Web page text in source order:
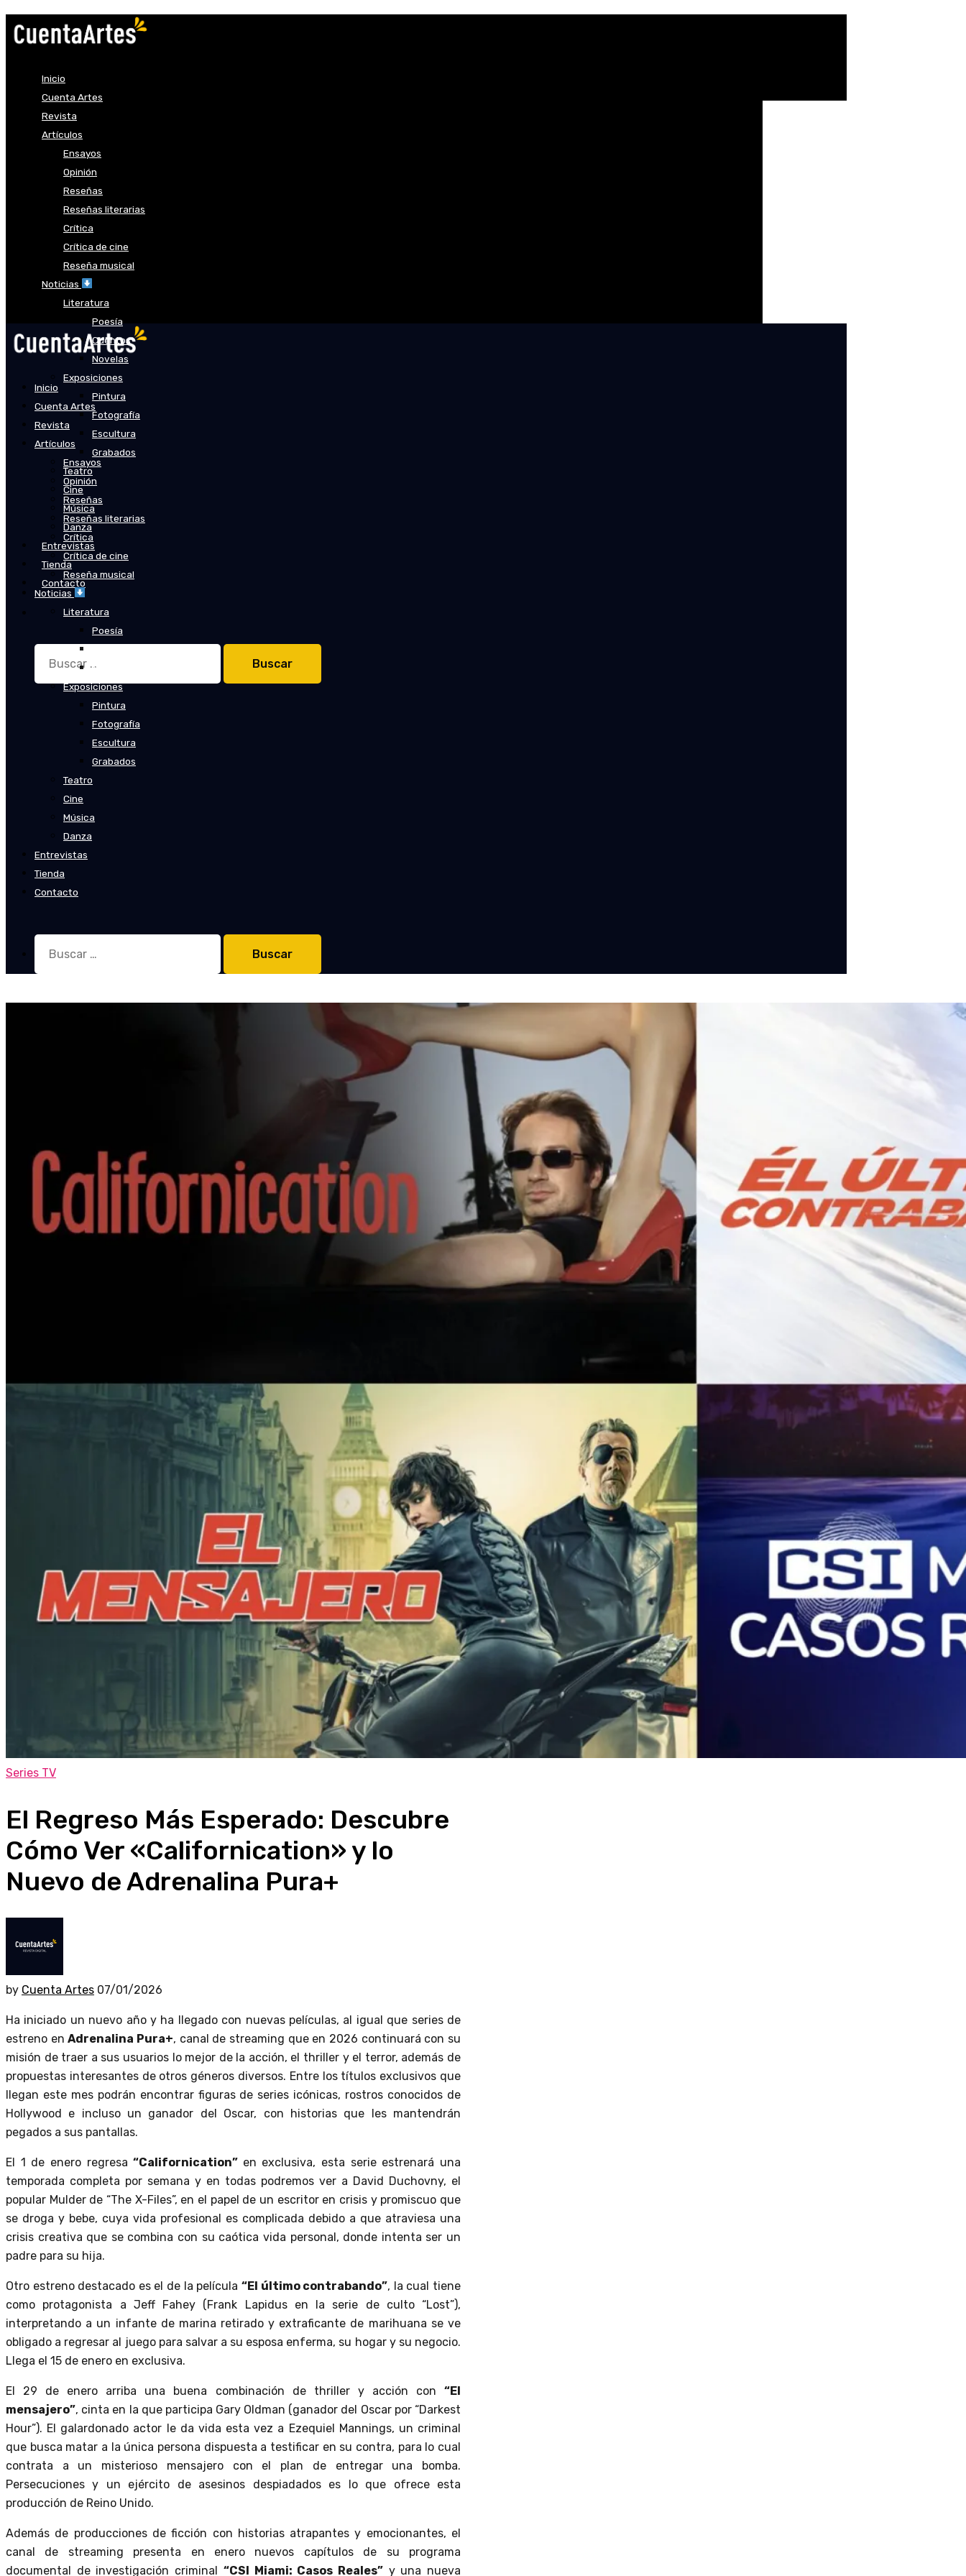
Inicio
Cuenta Artes
Revista
Artículos
Ensayos
Opinión
Reseñas
Reseñas literarias
Crítica
Crítica de cine
Reseña musical
Noticias
Literatura
Poesía
Cuentos
Novelas
Exposiciones
Pintura
Fotografía
Escultura
Grabados
Teatro
Cine
Música
Danza
Entrevistas
Tienda
Contacto
Buscar:
Inicio
Cuenta Artes
Revista
Artículos
Ensayos
Opinión
Reseñas
Reseñas literarias
Crítica
Crítica de cine
Reseña musical
Noticias
Literatura
Poesía
Novelas
Exposiciones
Pintura
Fotografía
Escultura
Grabados
Teatro
Cine
Música
Danza
Entrevistas
Tienda
Contacto
Buscar:
Series TV
El Regreso Más Esperado: Descubre
Cómo Ver «Californication» y lo
Nuevo de Adrenalina Pura+
by Cuenta Artes 07/01/2026
Ha iniciado un nuevo año y ha llegado con nuevas películas, al igual que series de
estreno enAdrenalina Pura+, canal de streaming que en 2026 continuará con su
misión de traer a sus usuarios lo mejor de la acción, el thriller y el terror, además de
propuestas interesantes de otros géneros diversos. Entre los títulos exclusivos que
llegan este mes podrán encontrar figuras de series icónicas, rostros conocidos de
Hollywood e incluso un ganador del Oscar, con historias que les mantendrán
pegados a sus pantallas.
El 1 de enero regresa“Californication” en exclusiva, esta serie estrenará una
temporada completa por semana y en todas podremos ver a David Duchovny, el
popular Mulder de “The X-Files”, en el papel de un escritor en crisis y promiscuo que
se droga y bebe, cuya vida profesional es complicada debido a que atraviesa una
crisis creativa que se combina con su caótica vida personal, donde intenta ser un
padre para su hija.
Otro estreno destacado es el de la película “El último contrabando”, la cual tiene
como protagonista a Jeff Fahey (Frank Lapidus en la serie de culto “Lost”),
interpretando a un infante de marina retirado y extraficante de marihuana se ve
obligado a regresar al juego para salvar a su esposa enferma, su hogar y su negocio.
Llega el 15 de enero en exclusiva.
El 29 de enero arriba una buena combinación de thriller y acción con “El
mensajero”, cinta en la que participa Gary Oldman (ganador del Oscar por “Darkest
Hour”). El galardonado actor le da vida esta vez a Ezequiel Mannings, un criminal
que busca matar a la única persona dispuesta a testificar en su contra, para lo cual
contrata a un misterioso mensajero con el plan de entregar una bomba.
Persecuciones y un ejército de asesinos despiadados es lo que ofrece esta
producción de Reino Unido.
Además de producciones de ficción con historias atrapantes y emocionantes, el
canal de streaming presenta en enero nuevos capítulos de su programa
documental de investigación criminal “CSI Miami: Casos Reales”y una nueva